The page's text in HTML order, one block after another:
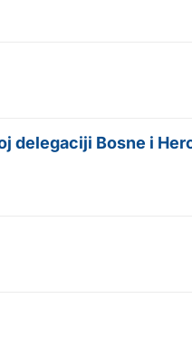
delegaciji Bosne i